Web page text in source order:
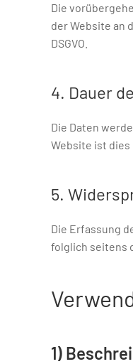
Die
der Website an
DSGVO.
4. Dauer
Die Daten
Website ist dies
5.
Die Erfassung
folglich seitens
1)